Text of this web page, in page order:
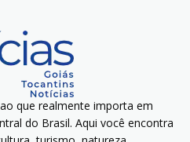
que realmente importa em
do Brasil. Aqui você encontra